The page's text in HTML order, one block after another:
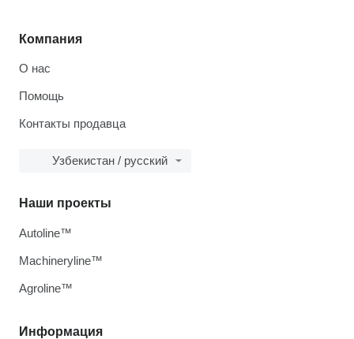
Компания
О нас
Помощь
Контакты продавца
Узбекистан / русский
Информация
Наши проекты
Autoline™
Machineryline™
Agroline™